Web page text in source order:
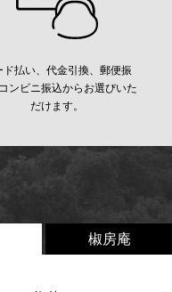
ド払い、代金引換、郵便振
ンビニ振込からお選びいた
だけます。
椒房庵